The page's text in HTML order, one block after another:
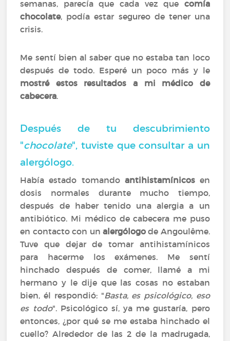
semanas, parecía que cada vez que comía
chocolate, podía estar segureo de tener una
crisis.
Me sentí bien al saber que no estaba tan loco
después de todo. Esperé un poco más y le
mostré estos resultados a mi médico de
cabecera.
Después de tu descubrimiento
"chocolate", tuviste que consultar a un
alergólogo.
Había estado tomando antihistamínicosen
dosis normales durante mucho tiempo,
después de haber tenido una alergia a un
antibiótico. Mi médico de cabecera me puso
en contacto con un alergólogode Angoulême.
Tuve que dejar de tomar antihistamínicos
para hacerme los exámenes. Me sentí
hinchado después de comer, llamé a mi
hermano y le dije que las cosas no estaban
bien, él respondió: "Basta, es psicológico, eso
es todo". Psicológico sí, ya me gustaría, pero
entonces, ¿por qué se me estaba hinchado el
cuello? Alrededor de las 2 de la madrugada,